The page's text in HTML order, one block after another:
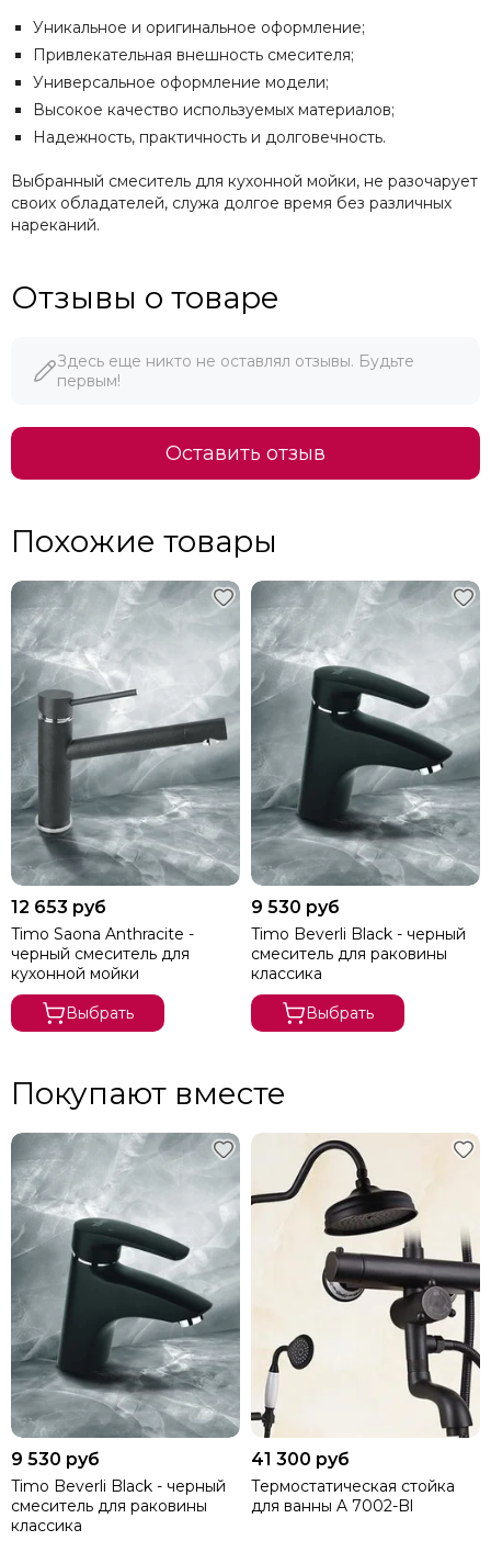
Уникальное и оригинальное оформление;
Привлекательная внешность смесителя;
Универсальное оформление модели;
Высокое качество используемых материалов;
Надежность, практичность и долговечность.
Выбранный смеситель для кухонной мойки, не разочарует
своих обладателей, служа долгое время без различных
нареканий.
Отзывы о товаре
Здесь еще никто не оставлял отзывы. Будьте
первым!
Оставить отзыв
Похожие товары
12 653 руб
Timo Saona Anthracite -
черный смеситель для
кухонной мойки
Выбрать
9 530 руб
Timo Beverli Black - черный
смеситель для раковины
классика
Выбрать
Покупают вместе
9 530 руб
Timo Beverli Black - черный
смеситель для раковины
классика
41 300 руб
Термостатическая стойка
для ванны A 7002-Bl